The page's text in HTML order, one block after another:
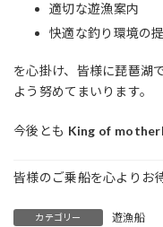
適切な遊漁案内
快適な釣り環境の
を心掛け、皆様に琵琶湖
よう努めてまいります。
今後とも King of
皆様のご乗船を心よりお
カテゴリー 遊漁船